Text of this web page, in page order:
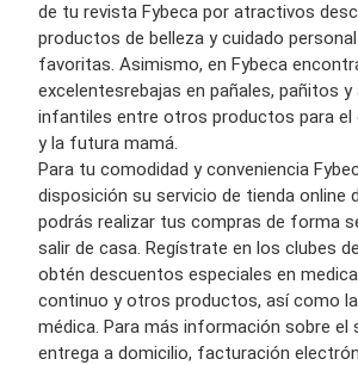
de tu revista Fybeca por atractivos
productos de belleza y cuidado personal
favoritas. Asimismo, en Fybeca
excelentesrebajas en pañales, pañitos
infantiles entre otros productos para el
y la futura mamá.
Para tu comodidad y conveniencia
disposición su servicio de tienda online
podrás realizar tus compras de forma
salir de casa. Regístrate en los clubes
obtén descuentos especiales en
continuo y otros productos, así como
médica. Para más información sobre el
entrega a domicilio, facturación